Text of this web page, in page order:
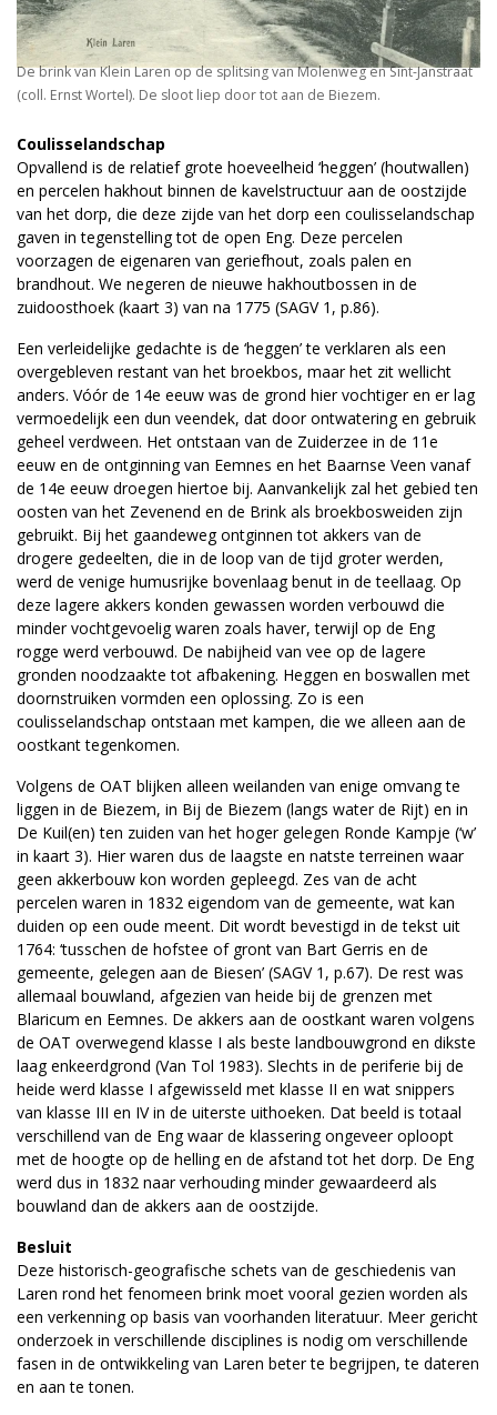
De brink van Klein Laren op de splitsing van Molenweg en Sint-Janstraat
(coll. Ernst Wortel). De sloot liep door tot aan de Biezem.
Coulisselandschap
Opvallend is de relatief grote hoeveelheid ‘heggen’ (houtwallen)
en percelen hakhout binnen de kavelstructuur aan de oostzijde
van het dorp, die deze zijde van het dorp een coulisselandschap
gaven in tegenstelling tot de open Eng. Deze percelen
voorzagen de eigenaren van geriefhout, zoals palen en
brandhout. We negeren de nieuwe hakhoutbossen in de
zuidoosthoek (kaart 3) van na 1775 (SAGV 1, p.86).
Een verleidelijke gedachte is de ‘heggen’ te verklaren als een
overgebleven restant van het broekbos, maar het zit wellicht
anders. Vóór de 14e eeuw was de grond hier vochtiger en er lag
vermoedelijk een dun veendek, dat door ontwatering en gebruik
geheel verdween. Het ontstaan van de Zuiderzee in de 11e
eeuw en de ontginning van Eemnes en het Baarnse Veen vanaf
de 14e eeuw droegen hiertoe bij. Aanvankelijk zal het gebied ten
oosten van het Zevenend en de Brink als broekbosweiden zijn
gebruikt. Bij het gaandeweg ontginnen tot akkers van de
drogere gedeelten, die in de loop van de tijd groter werden,
werd de venige humusrijke bovenlaag benut in de teellaag. Op
deze lagere akkers konden gewassen worden verbouwd die
minder vochtgevoelig waren zoals haver, terwijl op de Eng
rogge werd verbouwd. De nabijheid van vee op de lagere
gronden noodzaakte tot afbakening. Heggen en boswallen met
doornstruiken vormden een oplossing. Zo is een
coulisselandschap ontstaan met kampen, die we alleen aan de
oostkant tegenkomen.
Volgens de OAT blijken alleen weilanden van enige omvang te
liggen in de Biezem, in Bij de Biezem (langs water de Rijt) en in
De Kuil(en) ten zuiden van het hoger gelegen Ronde Kampje (‘w’
in kaart 3). Hier waren dus de laagste en natste terreinen waar
geen akkerbouw kon worden gepleegd. Zes van de acht
percelen waren in 1832 eigendom van de gemeente, wat kan
duiden op een oude meent. Dit wordt bevestigd in de tekst uit
1764: ‘tusschen de hofstee of gront van Bart Gerris en de
gemeente, gelegen aan de Biesen’ (SAGV 1, p.67). De rest was
allemaal bouwland, afgezien van heide bij de grenzen met
Blaricum en Eemnes. De akkers aan de oostkant waren volgens
de OAT overwegend klasse I als beste landbouwgrond en dikste
laag enkeerdgrond (Van Tol 1983). Slechts in de periferie bij de
heide werd klasse I afgewisseld met klasse II en wat snippers
van klasse III en IV in de uiterste uithoeken. Dat beeld is totaal
verschillend van de Eng waar de klassering ongeveer oploopt
met de hoogte op de helling en de afstand tot het dorp. De Eng
werd dus in 1832 naar verhouding minder gewaardeerd als
bouwland dan de akkers aan de oostzijde.
Besluit
Deze historisch-geografische schets van de geschiedenis van
Laren rond het fenomeen brink moet vooral gezien worden als
een verkenning op basis van voorhanden literatuur. Meer gericht
onderzoek in verschillende disciplines is nodig om verschillende
fasen in de ontwikkeling van Laren beter te begrijpen, te dateren
en aan te tonen.